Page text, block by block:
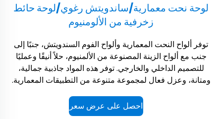
لوحة نحت معمارية/ساندويتش رغوي/لوحة حائط
زخرفية من الألومنيوم
توفر ألواح النحت المعمارية وألواح الفوم السندويتش، جنبًا إلى
جنب مع ألواح الزينة المصنوعة من الألمنيوم، حلاً أنيقًا وعمليًا
للتصميم الداخلي والخارجي. توفر هذه المواد جاذبية جمالية،
ومتانة، وعزل فعال لمجموعة متنوعة من التطبيقات المعمارية.
احصل على عرض سعر